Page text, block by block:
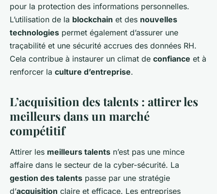
pour la protection des informations personnelles.
L’utilisation de la blockchain et des nouvelles
technologies permet également d’assurer une
traçabilité et une sécurité accrues des données RH.
Cela contribue à instaurer un climat de confiance et à
renforcer la culture d’entreprise.
L’acquisition des talents : attirer les
meilleurs dans un marché
compétitif
Attirer les meilleurs talents n’est pas une mince
affaire dans le secteur de la cyber-sécurité. La
gestion des talents passe par une stratégie
d’acquisition claire et efficace. Les entreprises